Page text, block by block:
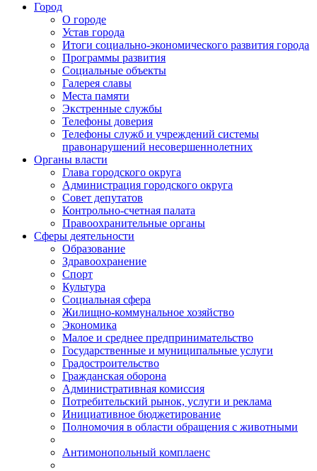
Город
О городе
Устав города
Итоги социально-экономического развития города
Программы развития
Социальные объекты
Галерея славы
Места памяти
Экстренные службы
Телефоны доверия
Телефоны служб и учреждений системы
правонарушений несовершеннолетних
Органы власти
Глава городского округа
Администрация городcкого округа
Совет депутатов
Контрольно-счетная палата
Правоохранительные органы
Сферы деятельности
Образование
Здравоохранение
Спорт
Культура
Социальная сфера
Жилищно-коммунальное хозяйство
Экономика
Малое и среднее предпринимательство
Государственные и муниципальные услуги
Градостроительство
Гражданская оборона
Административная комиссия
Потребительский рынок, услуги и реклама
Инициативное бюджетирование
Полномочия в области обращения с животными
Антимонопольный комплаенс